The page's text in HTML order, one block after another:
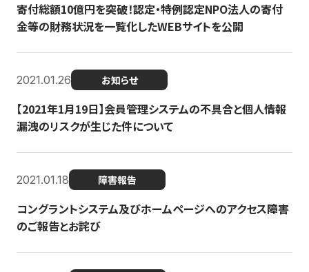
寄付総額10億円を突破！認定・特例認定NPO法人の寄付
金等の財務状況を一覧化したWEBサイトを公開
2021.01.26 お知らせ
【2021年1月19日】会員管理システムの不具合と個人情報
漏洩のリスクが生じた件について
2021.01.18 障害報告
コングラントシステム及びホームページへのアクセス障害
のご報告とお詫び